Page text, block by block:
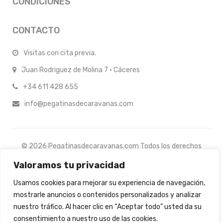
Valoramos tu privacidad
Usamos cookies para mejorar su experiencia de navegación,
mostrarle anuncios o contenidos personalizados y analizar
nuestro tráfico. Al hacer clic en “Aceptar todo” usted da su
consentimiento a nuestro uso de las cookies.
CONTACTO
Visitas con cita previa.
Juan Rodriguez de Molina 7 · Cáceres
+34 611 428 655
info@pegatinasdecaravanas.com
© 2026 Pegatinasdecaravanas.com Todos los derechos